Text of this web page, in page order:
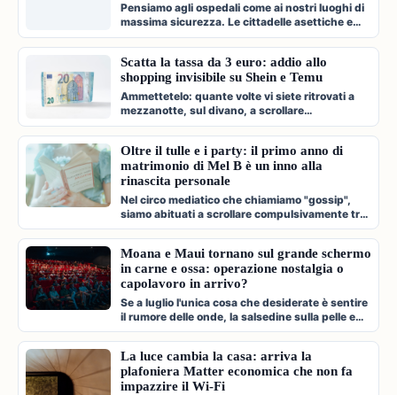
Pensiamo agli ospedali come ai nostri luoghi di
massima sicurezza. Le cittadelle asettiche e
climatizzate dove veniamo c…
Scatta la tassa da 3 euro: addio allo
shopping invisibile su Shein e Temu
Ammettetelo: quante volte vi siete ritrovati a
mezzanotte, sul divano, a scrollare
compulsivamente l'app di Shein, Temu…
Oltre il tulle e i party: il primo anno di
matrimonio di Mel B è un inno alla
rinascita personale
Nel circo mediatico che chiamiamo "gossip",
siamo abituati a scrollare compulsivamente tra
paparazzate fugaci, divorzi a…
Moana e Maui tornano sul grande schermo
in carne e ossa: operazione nostalgia o
capolavoro in arrivo?
Se a luglio l'unica cosa che desiderate è sentire
il rumore delle onde, la salsedine sulla pelle e
cantare a squarciagol…
La luce cambia la casa: arriva la
plafoniera Matter economica che non fa
impazzire il Wi-Fi